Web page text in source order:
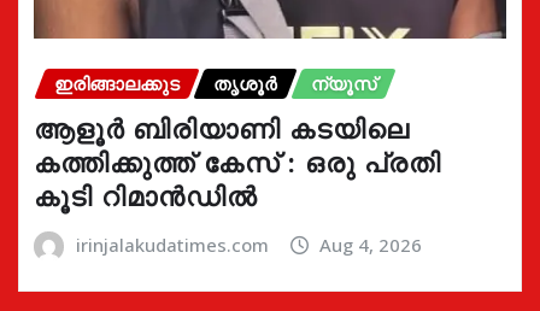
ഇരിങ്ങാലക്കുട തൃശൂർ ന്യൂസ്
ആളൂർ ബിരിയാണി കടയിലെ
കത്തിക്കുത്ത് കേസ് : ഒരു പ്രതി
കൂടി റിമാൻഡിൽ
irinjalakudatimes.com Aug 4, 2026